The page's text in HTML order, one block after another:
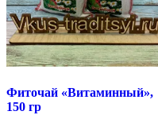
Фиточай «Витаминный»,
150 гр